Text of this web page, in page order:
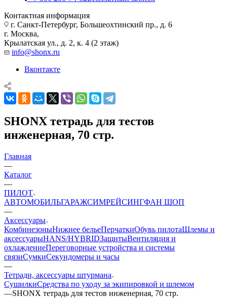
Контактная информация
г. Санкт-Петербург, Большеохтинский пр., д. 6
г. Москва,
Крылатская ул., д. 2, к. 4 (2 этаж)
info@shonx.ru
Вконтакте
SHONX тетрадь для тестов
инженерная, 70 стр.
Главная
—
Каталог
—
ПИЛОТ
АВТОМОБИЛЬГАРАЖСИМРЕЙСИНГФАН ШОП
—
Аксессуары
КомбинезоныНижнее бельеПерчаткиОбувь пилотаШлемы и
аксессуарыHANS/HYBRIDЗащитыВентиляция и
охлаждениеПереговорные устройства и системы
связиСумкиСекундомеры и часы
—
Тетради, аксессуары штурмана
СушилкиСредства по уходу за экипировкой и шлемом
—SHONX тетрадь для тестов инженерная, 70 стр.